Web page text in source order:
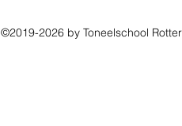
©2019-2026 by Toneelschool